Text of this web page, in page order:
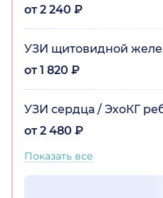
от 2 240 ₽
УЗИ щитовидной
от 1 820 ₽
УЗИ сердца / ЭхоКГ
от 2 480 ₽
Показать все